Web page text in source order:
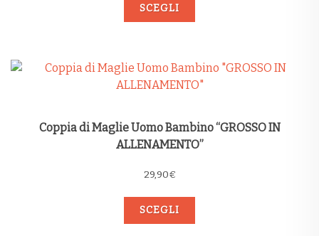
SCEGLI
Coppia di Maglie Uomo Bambino “GROSSO IN
ALLENAMENTO”
29,90€
SCEGLI